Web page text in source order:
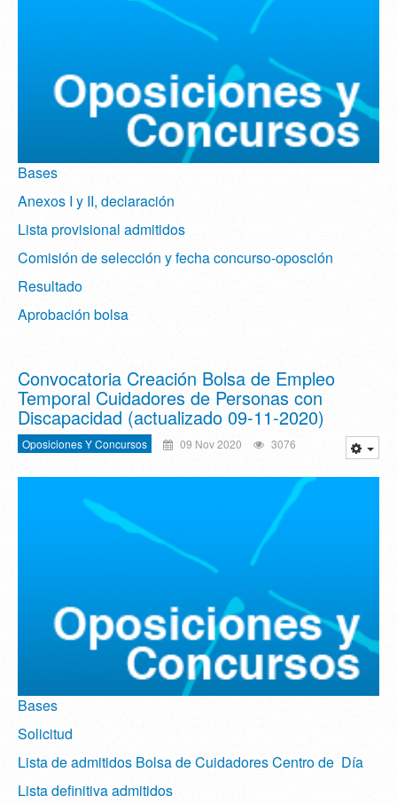
Bases
Anexos I y II, declaración
Lista provisional admitidos
Comisión de selección y fecha concurso-oposción
Resultado
Aprobación bolsa
Convocatoria Creación Bolsa de Empleo
Temporal Cuidadores de Personas con
Discapacidad (actualizado 09-11-2020)
Oposiciones Y Concursos 09 Nov 2020 3076
Bases
Solicitud
Lista de admitidos Bolsa de Cuidadores Centro de Día
Lista definitiva admitidos